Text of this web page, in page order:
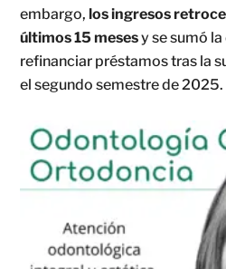
embargo, los ingresos
últimos 15 mesesy se sumó
refinanciar préstamos tras la
el segundo semestre de 2025.